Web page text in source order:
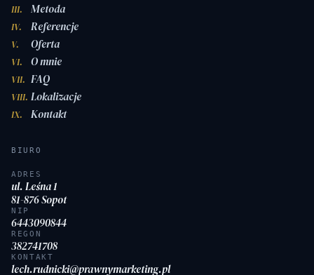
III. Metoda
IV. Referencje
V. Oferta
VI. O mnie
VII. FAQ
VIII. Lokalizacje
IX. Kontakt
BIURO
ADRES
ul. Leśna 1
81-876 Sopot
NIP
6443090844
REGON
382741708
KONTAKT
lech.rudnicki@prawnymarketing.pl